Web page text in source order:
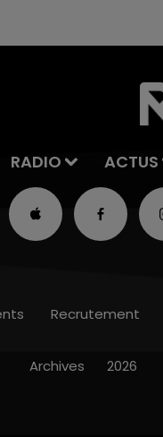
RADIO ACTUS
Recrutement
Archives 2026